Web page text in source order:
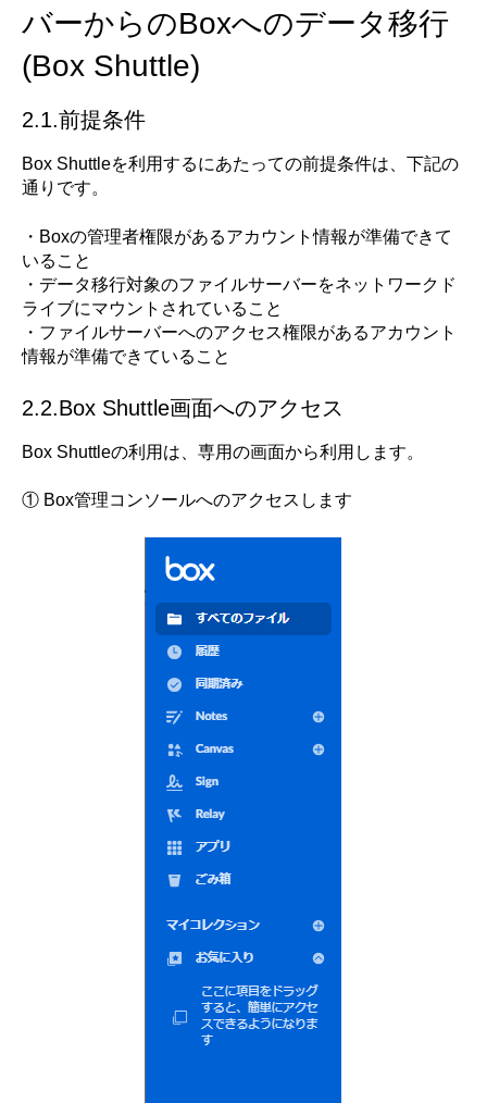
バーからのBoxへのデータ移行
(Box Shuttle)
2.1.前提条件
Box Shuttleを利用するにあたっての前提条件は、下記の
通りです。
・Boxの管理者権限があるアカウント情報が準備できて
いること
・データ移行対象のファイルサーバーをネットワークド
ライブにマウントされていること
・ファイルサーバーへのアクセス権限があるアカウント
情報が準備できていること
2.2.Box Shuttle画面へのアクセス
Box Shuttleの利用は、専用の画面から利用します。
① Box管理コンソールへのアクセスします